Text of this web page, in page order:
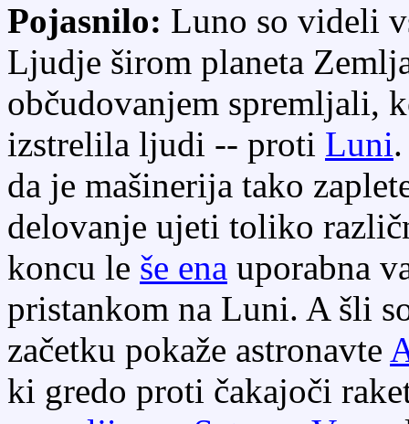
Pojasnilo: Luno so videli
Ljudje širom planeta
občudovanjem spremljali,
izstrelila ljudi -- proti Luni
da je mašinerija tako
delovanje ujeti toliko
koncu le še ena uporabna
pristankom na Luni. A šli
začetku pokaže astronavte
ki gredo proti čakajoči